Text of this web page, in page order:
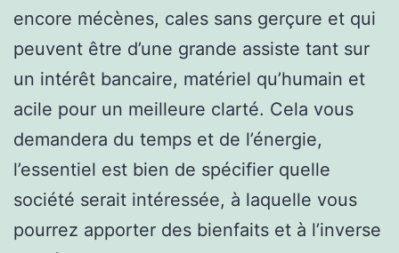
encore mécènes, cales sans gerçure et qui
peuvent être d’une grande assiste tant sur
un intérêt bancaire, matériel qu’humain et
acile pour un meilleure clarté. Cela vous
demandera du temps et de l’énergie,
l’essentiel est bien de spécifier quelle
société serait intéressée, à laquelle vous
pourrez apporter des bienfaits et à l’inverse